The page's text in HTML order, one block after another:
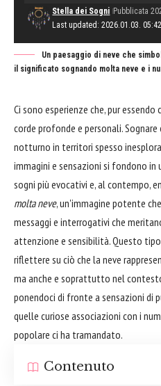
Last updated: 2026.01.03. 05:42
Stella dei Sogni Pubblicata
Un paesaggio di neve che
il significato sognando molta neve e i
Ci sono esperienze che, pur
corde profonde e personali. Sognare
notturno in territori spesso
immagini e sensazioni si fondono
sogni più evocativi e, al contempo,
molta neve, un'immagine potente
messaggi e interrogativi che
attenzione e sensibilità. Questo
riflettere su ciò che la neve
ma anche e soprattutto nel
ponendoci di fronte a sensazioni di
quelle curiose associazioni con i
popolare ci ha tramandato.
Contenuto